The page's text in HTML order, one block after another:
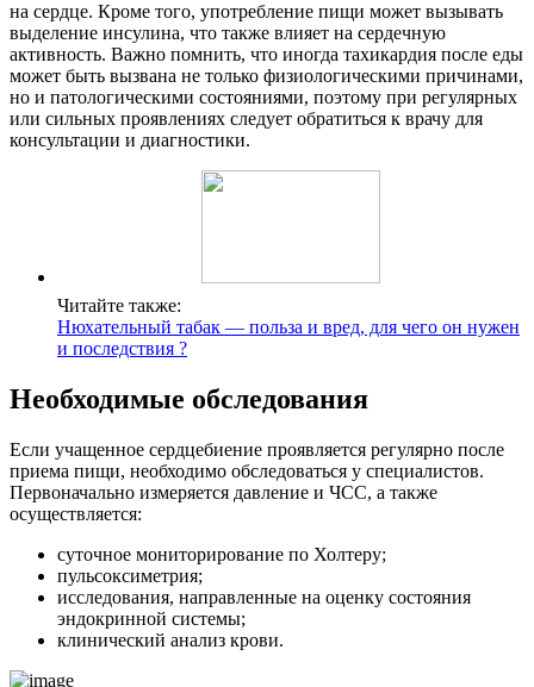
на сердце. Кроме того, употребление пищи может вызывать
выделение инсулина, что также влияет на сердечную
активность. Важно помнить, что иногда тахикардия после еды
может быть вызвана не только физиологическими причинами,
но и патологическими состояниями, поэтому при регулярных
или сильных проявлениях следует обратиться к врачу для
консультации и диагностики.
Читайте также:
Нюхательный табак — польза и вред, для чего он нужен
и последствия ?
Необходимые обследования
Если учащенное сердцебиение проявляется регулярно после
приема пищи, необходимо обследоваться у специалистов.
Первоначально измеряется давление и ЧСС, а также
осуществляется:
суточное мониторирование по Холтеру;
пульсоксиметрия;
исследования, направленные на оценку состояния
эндокринной системы;
клинический анализ крови.